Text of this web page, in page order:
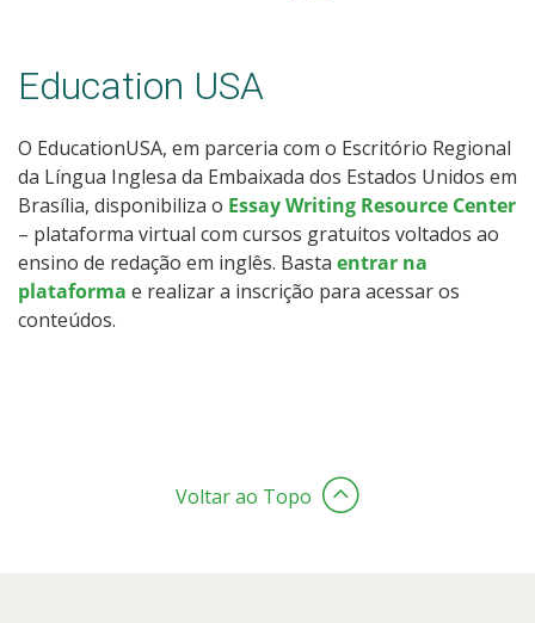
Education USA
O EducationUSA, em parceria com o Escritório Regional
da Língua Inglesa da Embaixada dos Estados Unidos em
Brasília, disponibiliza o Essay Writing Resource Center
– plataforma virtual com cursos gratuitos voltados ao
ensino de redação em inglês. Basta entrar na
plataforma e realizar a inscrição para acessar os
conteúdos.
Voltar ao Topo